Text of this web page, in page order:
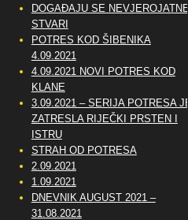
DOGAĐAJU SE NEVJEROJATNE
STVARI
POTRES KOD ŠIBENIKA
4.09.2021
4.09.2021 NOVI POTRES KOD
KLANE
3.09.2021 – SERIJA POTRESA JE
ZATRESLA RIJEČKI PRSTEN I
ISTRU
STRAH OD POTRESA
2.09.2021
1.09.2021
DNEVNIK AUGUST 2021 –
31.08.2021